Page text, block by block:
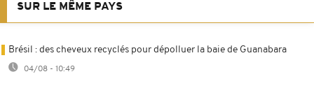
SUR LE MÊME PAYS
Brésil : des cheveux recyclés pour dépolluer la baie de Guanabara
04/08 - 10:49